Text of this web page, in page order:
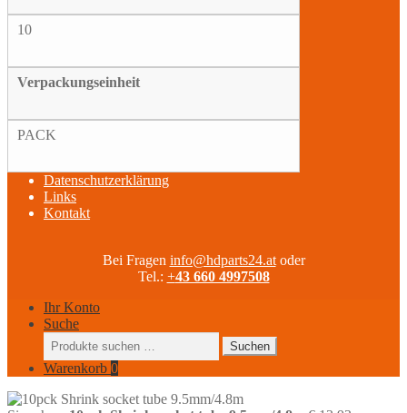
10
Verpackungseinheit
PACK
Datenschutzerklärung
Links
Kontakt
Bei Fragen info@hdparts24.atoder
Tel.: +43 660 4997508
Ihr Konto
Suche
Suchen
nach:
Suchen
Warenkorb 0